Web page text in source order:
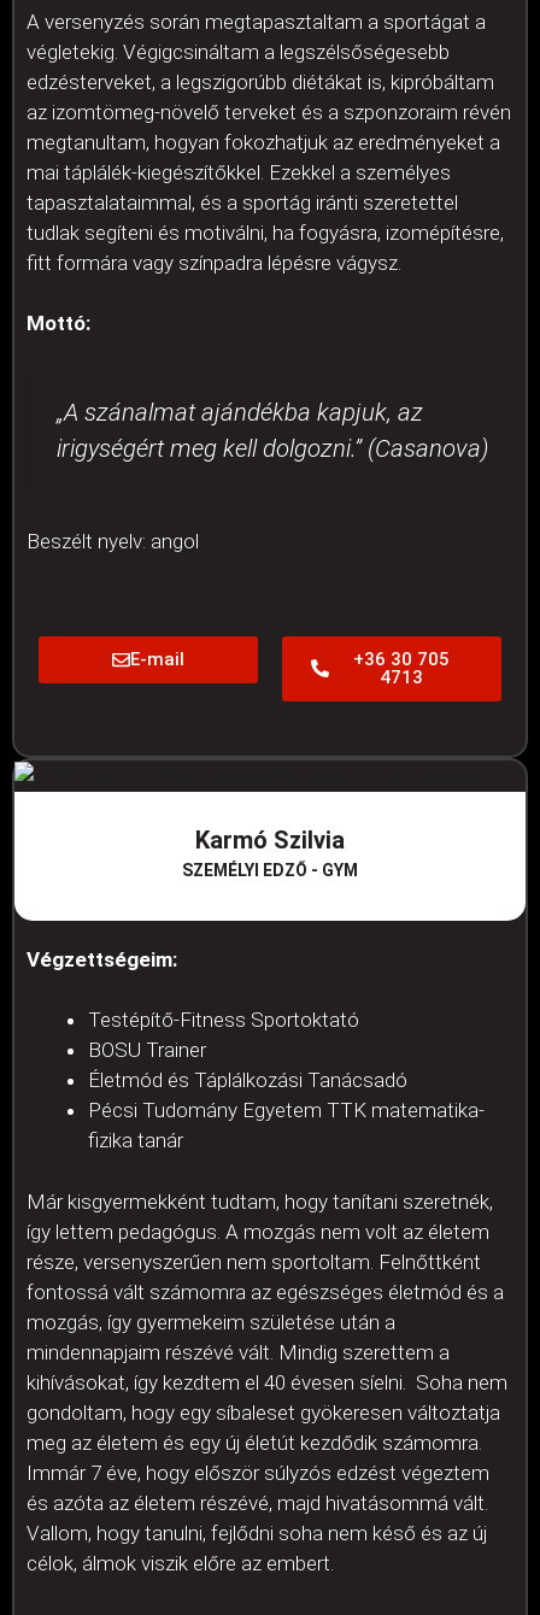
A versenyzés során megtapasztaltam a sportágat a
végletekig. Végigcsináltam a legszélsőségesebb
edzésterveket, a legszigorúbb diétákat is, kipróbáltam
az izomtömeg-növelő terveket és a szponzoraim révén
megtanultam, hogyan fokozhatjuk az eredményeket a
mai táplálék-kiegészítőkkel. Ezekkel a személyes
tapasztalataimmal, és a sportág iránti szeretettel
tudlak segíteni és motiválni, ha fogyásra, izomépítésre,
fitt formára vagy színpadra lépésre vágysz.
Mottó:
„A szánalmat ajándékba kapjuk, az
irigységért meg kell dolgozni.” (Casanova)
Beszélt nyelv: angol
E-mail
+36 30 705
4713
Karmó Szilvia
SZEMÉLYI EDZŐ - GYM
Végzettségeim:
Testépítő-Fitness Sportoktató
BOSU Trainer
Életmód és Táplálkozási Tanácsadó
Pécsi Tudomány Egyetem TTK matematika-
fizika tanár
Már kisgyermekként tudtam, hogy tanítani szeretnék,
így lettem pedagógus. A mozgás nem volt az életem
része, versenyszerűen nem sportoltam. Felnőttként
fontossá vált számomra az egészséges életmód és a
mozgás, így gyermekeim születése után a
mindennapjaim részévé vált. Mindig szerettem a
kihívásokat, így kezdtem el 40 évesen síelni. Soha nem
gondoltam, hogy egy síbaleset gyökeresen változtatja
meg az életem és egy új életút kezdődik számomra.
Immár 7 éve, hogy először súlyzós edzést végeztem
és azóta az életem részévé, majd hivatásommá vált.
Vallom, hogy tanulni, fejlődni soha nem késő és az új
célok, álmok viszik előre az embert.